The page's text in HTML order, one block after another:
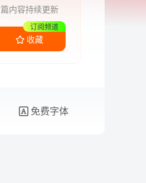
篇内容持续更新
收藏
订阅频道
免费字体